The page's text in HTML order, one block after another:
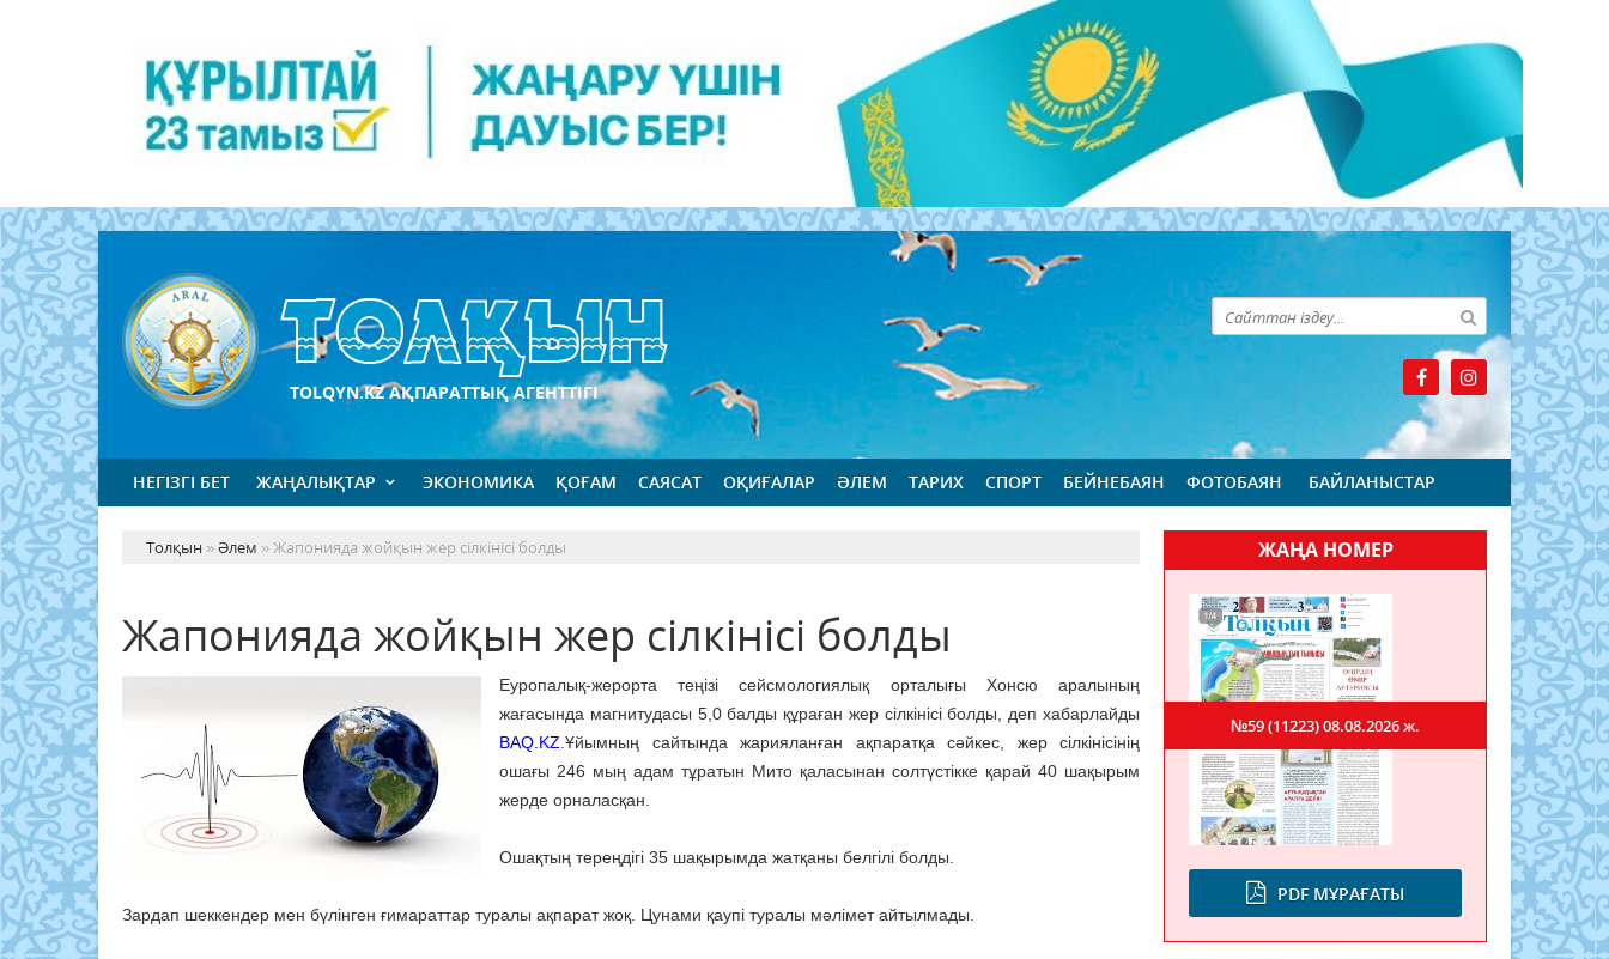
TOLQYN.KZ АҚПАРАТТЫҚ АГЕНТТІГІ
НЕГІЗГІ БЕТ ЖАҢАЛЫҚТАР ЭКОНОМИКА ҚОҒАМ САЯСАТ ОҚИҒАЛАР ӘЛЕМ ТАРИХ СПОРТ БЕЙНЕБАЯН ФОТОБАЯН БАЙЛАНЫСТАР
Толқын »Әлем » Жапонияда жойқын жер сілкінісі болды
Жапонияда жойқын жер сілкінісі болды
Еуропалық-жерорта теңізі сейсмологиялық орталығы Хонсю аралының
жағасында магнитудасы 5,0 балды құраған жер сілкінісі болды, деп хабарлайды
BAQ.KZ .Ұйымның сайтында жарияланған ақпаратқа сәйкес, жер сілкінісінің
ошағы 246 мың адам тұратын Мито қаласынан солтүстікке қарай 40 шақырым
жерде орналасқан.
Ошақтың тереңдігі 35 шақырымда жатқаны белгілі болды.
Зардап шеккендер мен бүлінген ғимараттар туралы ақпарат жоқ. Цунами қаупі туралы мәлімет айтылмады.
ЖАҢА НОМЕР
PDF МҰРАҒАТЫ
№59 (11223)08.08.2026 ж.